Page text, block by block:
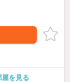
を見る